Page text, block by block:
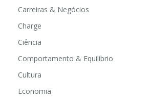
Carreiras & Negócios
Charge
Ciência
Comportamento & Equilíbrio
Cultura
Economia